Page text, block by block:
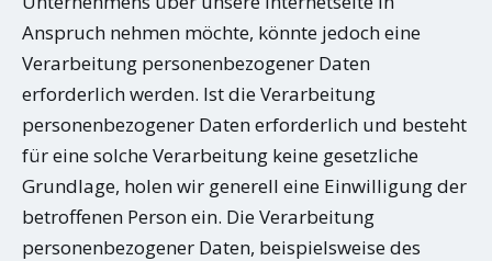
Anspruch nehmen möchte, könnte jedoch eine
Verarbeitung personenbezogener Daten
erforderlich werden. Ist die Verarbeitung
personenbezogener Daten erforderlich und besteht
für eine solche Verarbeitung keine gesetzliche
Grundlage, holen wir generell eine Einwilligung der
betroffenen Person ein. Die Verarbeitung
personenbezogener Daten, beispielsweise des